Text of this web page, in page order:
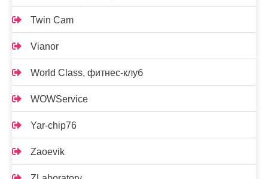
Twin Cam
Vianor
World Class, фитнес-клуб
WOWService
Yar-chip76
Zaoevik